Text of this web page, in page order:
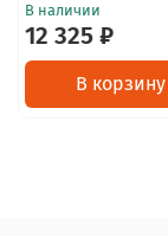
В наличии
12 325 ₽
В корзину